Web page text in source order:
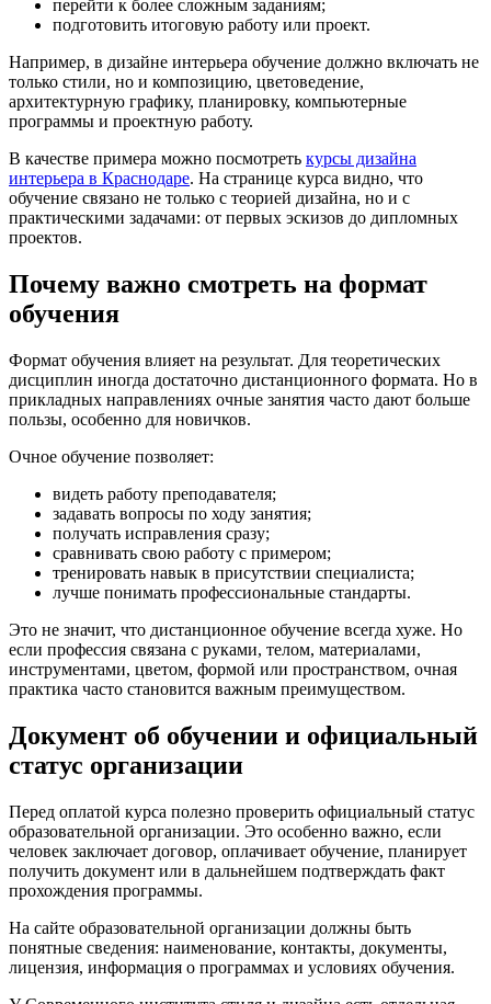
перейти к более сложным заданиям;
подготовить итоговую работу или проект.
Например, в дизайне интерьера обучение должно включать не
только стили, но и композицию, цветоведение,
архитектурную графику, планировку, компьютерные
программы и проектную работу.
В качестве примера можно посмотреть курсы дизайна
интерьера в Краснодаре. На странице курса видно, что
обучение связано не только с теорией дизайна, но и с
практическими задачами: от первых эскизов до дипломных
проектов.
Почему важно смотреть на формат
обучения
Формат обучения влияет на результат. Для теоретических
дисциплин иногда достаточно дистанционного формата. Но в
прикладных направлениях очные занятия часто дают больше
пользы, особенно для новичков.
Очное обучение позволяет:
видеть работу преподавателя;
задавать вопросы по ходу занятия;
получать исправления сразу;
сравнивать свою работу с примером;
тренировать навык в присутствии специалиста;
лучше понимать профессиональные стандарты.
Это не значит, что дистанционное обучение всегда хуже. Но
если профессия связана с руками, телом, материалами,
инструментами, цветом, формой или пространством, очная
практика часто становится важным преимуществом.
Документ об обучении и официальный
статус организации
Перед оплатой курса полезно проверить официальный статус
образовательной организации. Это особенно важно, если
человек заключает договор, оплачивает обучение, планирует
получить документ или в дальнейшем подтверждать факт
прохождения программы.
На сайте образовательной организации должны быть
понятные сведения: наименование, контакты, документы,
лицензия, информация о программах и условиях обучения.